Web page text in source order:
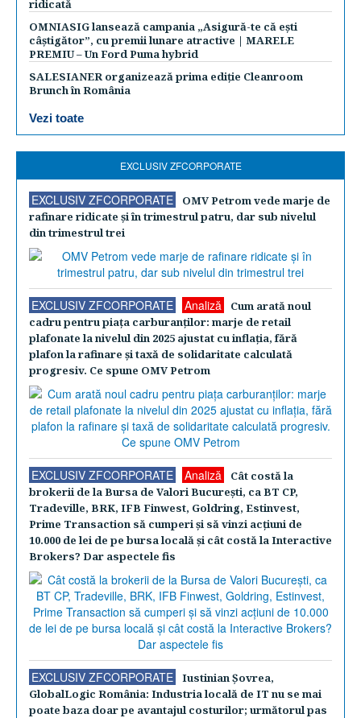
ridicată
OMNIASIG lansează campania „Asigură-te că ești
câștigător”, cu premii lunare atractive | MARELE
PREMIU – Un Ford Puma hybrid
SALESIANER organizează prima ediție Cleanroom
Brunch în România
Vezi toate
EXCLUSIV ZFCORPORATE
EXCLUSIV ZFCORPORATE
OMV Petrom vede marje de
rafinare ridicate şi în trimestrul patru, dar sub nivelul
din trimestrul trei
EXCLUSIV ZFCORPORATE Analiză
Cum arată noul
cadru pentru piaţa carburanţilor: marje de retail
plafonate la nivelul din 2025 ajustat cu inflaţia, fără
plafon la rafinare şi taxă de solidaritate calculată
progresiv. Ce spune OMV Petrom
EXCLUSIV ZFCORPORATE Analiză
Cât costă la
brokerii de la Bursa de Valori Bucureşti, ca BT CP,
Tradeville, BRK, IFB Finwest, Goldring, Estinvest,
Prime Transaction să cumperi şi să vinzi acţiuni de
10.000 de lei de pe bursa locală şi cât costă la Interactive
Brokers? Dar aspectele fis
EXCLUSIV ZFCORPORATE
Iustinian Şovrea,
GlobalLogic România: Industria locală de IT nu se mai
poate baza doar pe avantajul costurilor; următorul pas